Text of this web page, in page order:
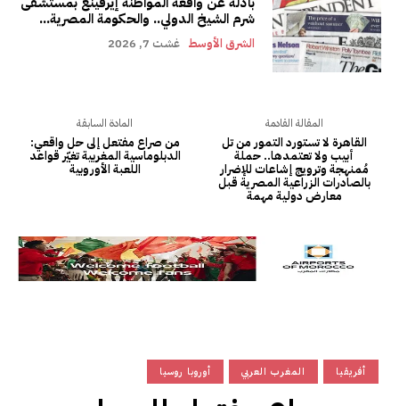
شرم الشيخ الدولي.. والحكومة المصرية...
الشرق الأوسط غشت 7, 2026
المادة السابقة
من صراع مفتعل إلى حل واقعي:
الدبلوماسية المغربية تغيّر قواعد
اللعبة الأوروبية
المقالة القادمة
القاهرة لا تستورد التمور من تل
أبيب ولا تعتمدها.. حملة
مُمنهجة وترويج إشاعات للإضرار
بالصادرات الزراعية المصرية قبل
معارض دولية مهمة